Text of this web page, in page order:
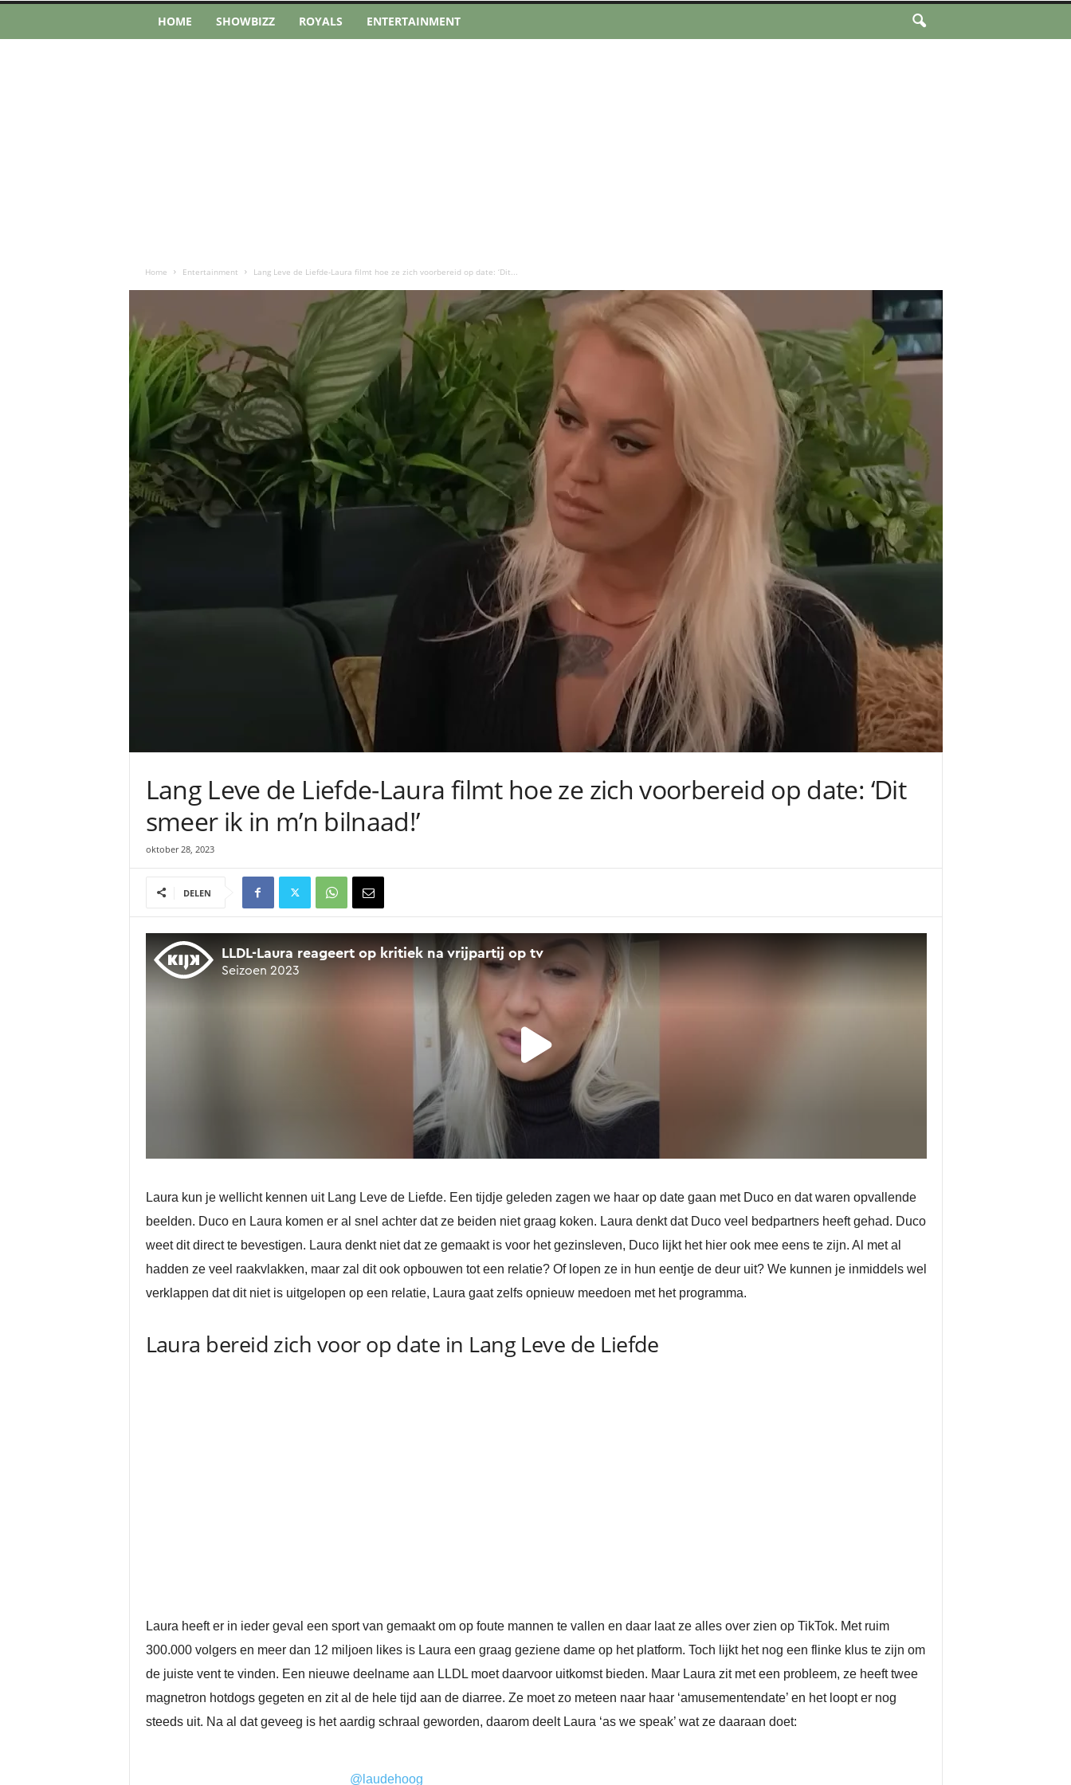
HOME SHOWBIZZ ROYALS ENTERTAINMENT
Home Entertainment Lang Leve de Liefde-Laura filmt hoe ze zich voorbereid op date: ‘Dit...
Lang Leve de Liefde-Laura filmt hoe ze zich voorbereid op date: ‘Dit
smeer ik in m’n bilnaad!’
oktober 28, 2023
DELEN
Laura kun je wellicht kennen uit Lang Leve de Liefde. Een tijdje geleden zagen we haar op date gaan met Duco en dat waren opvallende
beelden. Duco en Laura komen er al snel achter dat ze beiden niet graag koken. Laura denkt dat Duco veel bedpartners heeft gehad. Duco
weet dit direct te bevestigen. Laura denkt niet dat ze gemaakt is voor het gezinsleven, Duco lijkt het hier ook mee eens te zijn. Al met al
hadden ze veel raakvlakken, maar zal dit ook opbouwen tot een relatie? Of lopen ze in hun eentje de deur uit? We kunnen je inmiddels wel
verklappen dat dit niet is uitgelopen op een relatie, Laura gaat zelfs opnieuw meedoen met het programma.
Laura bereid zich voor op date in Lang Leve de Liefde
Laura heeft er in ieder geval een sport van gemaakt om op foute mannen te vallen en daar laat ze alles over zien op TikTok. Met ruim
300.000 volgers en meer dan 12 miljoen likes is Laura een graag geziene dame op het platform. Toch lijkt het nog een flinke klus te zijn om
de juiste vent te vinden. Een nieuwe deelname aan LLDL moet daarvoor uitkomst bieden. Maar Laura zit met een probleem, ze heeft twee
magnetron hotdogs gegeten en zit al de hele tijd aan de diarree. Ze moet zo meteen naar haar ‘amusementendate’ en het loopt er nog
steeds uit. Na al dat geveeg is het aardig schraal geworden, daarom deelt Laura ‘as we speak’ wat ze daaraan doet:
@laudehoog